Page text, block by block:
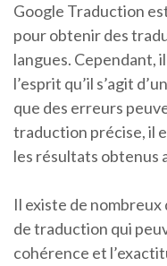
Google Traduction
pour obtenir des
langues. Cependant,
l’esprit qu’il s’agit
que des erreurs
traduction précise, il
les résultats obtenus
Il existe de
de traduction qui
cohérence et